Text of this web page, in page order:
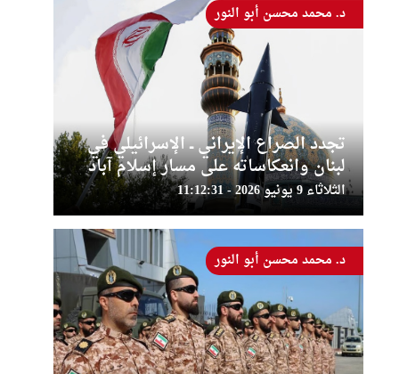
تجدد الصراع الإيراني ــ الإسرائيلي في
لبنان وانعكاساته على مسار إسلام آباد
الثلاثاء 9 يونيو 2026 - 11:12:31
د. محمد محسن أبو النور
د. محمد محسن أبو النور